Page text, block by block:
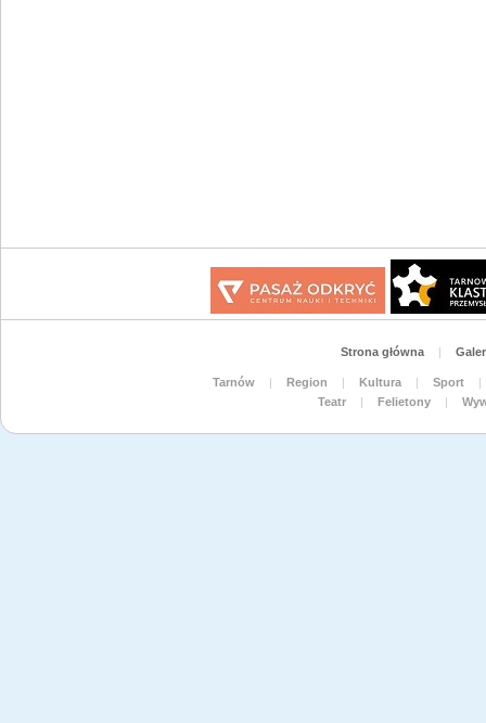
Strona główna |
Tarnów | Region | Kultura | Sport
|
Teatr
| Felietony |